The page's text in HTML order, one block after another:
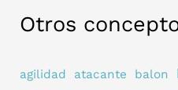
Otros
agilidad atacante balon